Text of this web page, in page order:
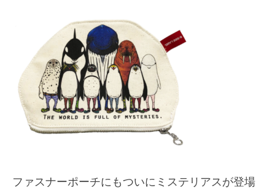
ファスナーポーチにもついにミステリアスが登場